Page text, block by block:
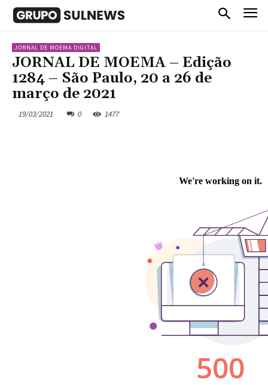
JORNAL DE MOEMA DIGITAL
JORNAL DE MOEMA – Edição
1284 – São Paulo, 20 a 26 de
março de 2021
19/03/2021 0 1477